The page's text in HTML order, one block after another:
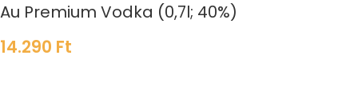
Au Premium Vodka (0,7l; 40%)
14.290 Ft